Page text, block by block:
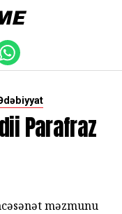
Parafraz
məzmunu